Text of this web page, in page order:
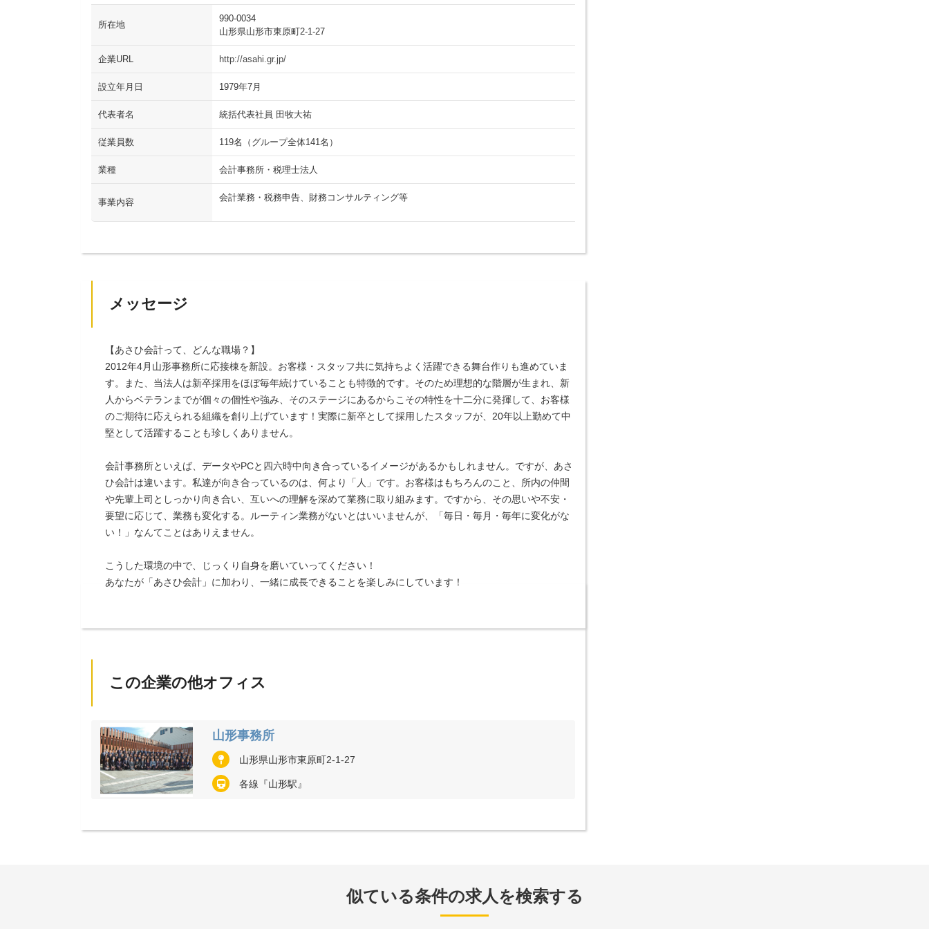
所在地
990-0034
山形県山形市東原町2-1-27
企業URL http://asahi.gr.jp/
設立年月日 1979年7月
代表者名 統括代表社員 田牧大祐
従業員数 119名（グループ全体141名）
業種 会計事務所・税理士法人
事業内容 会計業務・税務申告、財務コンサルティング等
メッセージ
【あさひ会計って、どんな職場？】
2012年4月山形事務所に応接棟を新設。お客様・スタッフ共に気持ちよく活躍できる舞台作りも進めていま
す。また、当法人は新卒採用をほぼ毎年続けていることも特徴的です。そのため理想的な階層が生まれ、新
人からベテランまでが個々の個性や強み、そのステージにあるからこその特性を十二分に発揮して、お客様
のご期待に応えられる組織を創り上げています！実際に新卒として採用したスタッフが、20年以上勤めて中
堅として活躍することも珍しくありません。
会計事務所といえば、データやPCと四六時中向き合っているイメージがあるかもしれません。ですが、あさ
ひ会計は違います。私達が向き合っているのは、何より「人」です。お客様はもちろんのこと、所内の仲間
や先輩上司としっかり向き合い、互いへの理解を深めて業務に取り組みます。ですから、その思いや不安・
要望に応じて、業務も変化する。ルーティン業務がないとはいいませんが、「毎日・毎月・毎年に変化がな
い！」なんてことはありえません。
こうした環境の中で、じっくり自身を磨いていってください！
あなたが「あさひ会計」に加わり、一緒に成長できることを楽しみにしています！
この企業の他オフィス
山形事務所
山形県山形市東原町2-1-27
各線『山形駅』
似ている条件の求人を検索する